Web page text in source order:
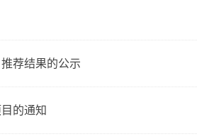
荐结果的公示
的通知